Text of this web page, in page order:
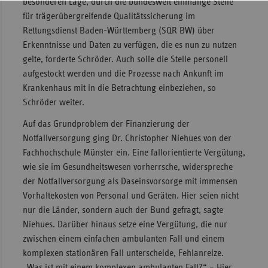
für trägerübergreifende Qualitätssicherung im
Rettungsdienst Baden-Württemberg (SQR BW) über
Erkenntnisse und Daten zu verfügen, die es nun zu nutzen
gelte, forderte Schröder. Auch solle die Stelle personell
aufgestockt werden und die Prozesse nach Ankunft im
Krankenhaus mit in die Betrachtung einbeziehen, so
Schröder weiter.
Auf das Grundproblem der Finanzierung der
Notfallversorgung ging Dr. Christopher Niehues von der
Fachhochschule Münster ein. Eine fallorientierte Vergütung,
wie sie im Gesundheitswesen vorherrsche, widerspreche
der Notfallversorgung als Daseinsvorsorge mit immensen
Vorhaltekosten von Personal und Geräten. Hier seien nicht
nur die Länder, sondern auch der Bund gefragt, sagte
Niehues. Darüber hinaus setze eine Vergütung, die nur
zwischen einem einfachen ambulanten Fall und einem
komplexen stationären Fall unterscheide, Fehlanreize.